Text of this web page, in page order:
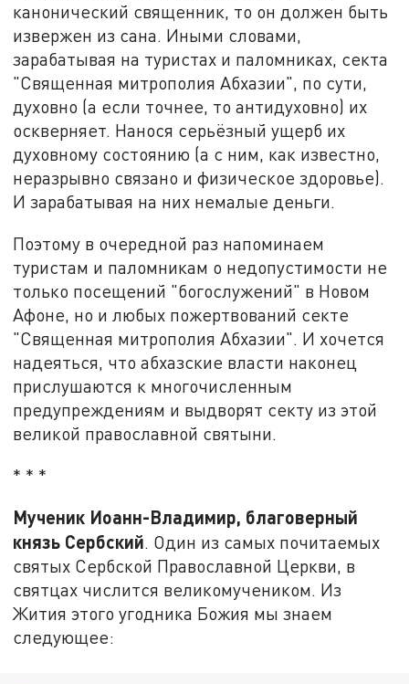
канонический священник, то он должен быть
извержен из сана. Иными словами,
зарабатывая на туристах и паломниках, секта
"Священная митрополия Абхазии", по сути,
духовно (а если точнее, то антидуховно) их
оскверняет. Нанося серьёзный ущерб их
духовному состоянию (а с ним, как известно,
неразрывно связано и физическое здоровье).
И зарабатывая на них немалые деньги.
Поэтому в очередной раз напоминаем
туристам и паломникам о недопустимости не
только посещений "богослужений" в Новом
Афоне, но и любых пожертвований секте
"Священная митрополия Абхазии". И хочется
надеяться, что абхазские власти наконец
прислушаются к многочисленным
предупреждениям и выдворят секту из этой
великой православной святыни.
* * *
Мученик Иоанн-Владимир, благоверный
князь Сербский. Один из самых почитаемых
святых Сербской Православной Церкви, в
святцах числится великомучеником. Из
Жития этого угодника Божия мы знаем
следующее: